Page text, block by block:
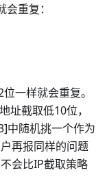
重复：
一样就会重复。
址截取低10位，
中随机挑一个作为
再报同样的问题
会比IP截取策略